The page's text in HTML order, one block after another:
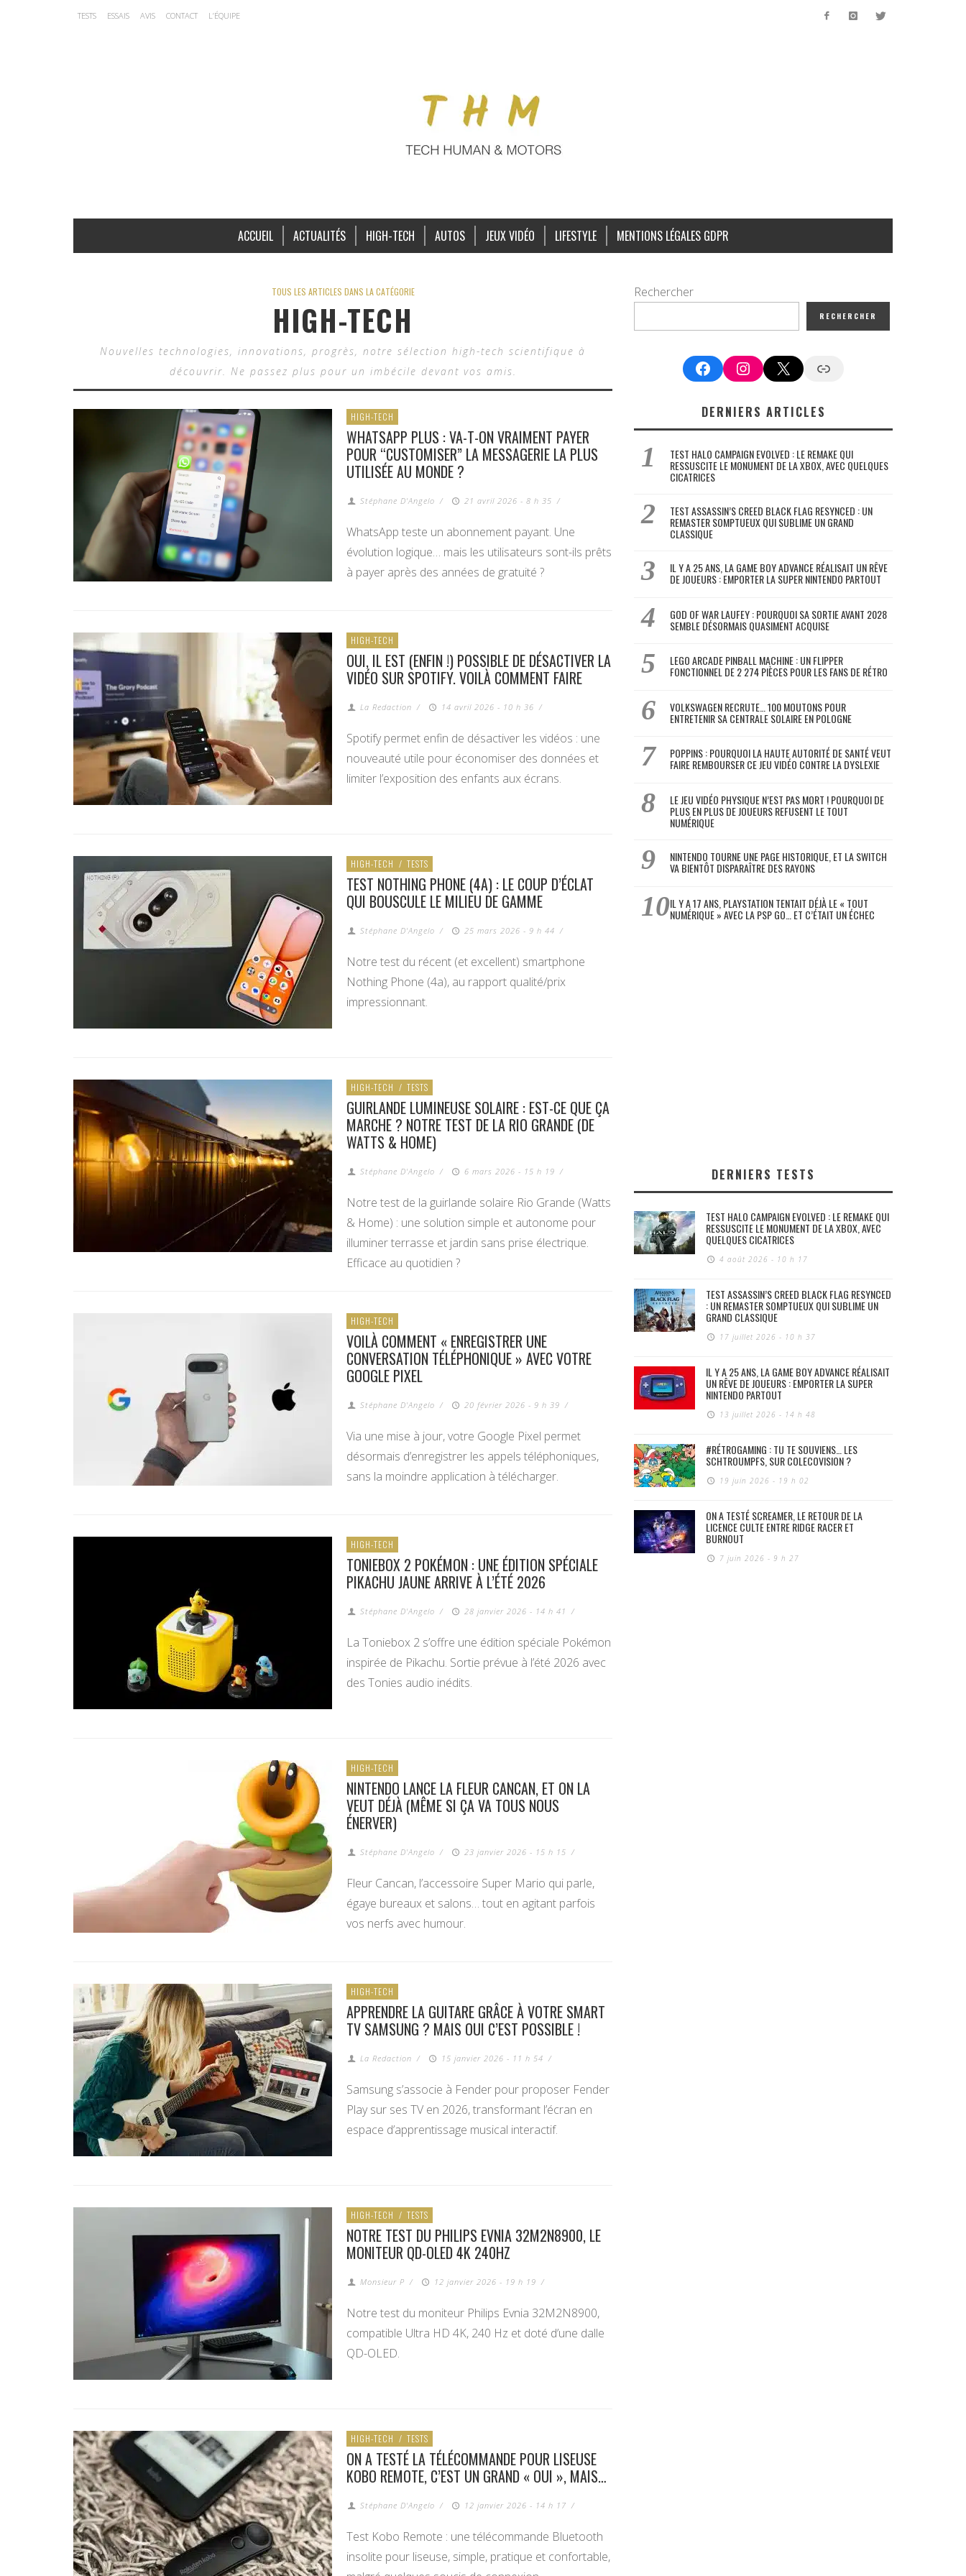
TESTS ESSAIS AVIS CONTACT L’ÉQUIPE
ACCUEIL ACTUALITÉS HIGH-TECH AUTOS JEUX VIDÉO LIFESTYLE MENTIONS LÉGALES GDPR
TOUS LES ARTICLES DANS LA CATÉGORIE
HIGH-TECH
Nouvelles technologies, innovations, progrès, notre sélection high-tech scientifique à
découvrir. Ne passez plus pour un imbécile devant vos amis.
HIGH-TECH
WHATSAPP PLUS : VA-T-ON VRAIMENT PAYER
POUR “CUSTOMISER” LA MESSAGERIE LA PLUS
UTILISÉE AU MONDE ?
Stéphane D'Angelo / 21 avril 2026 - 8 h 35 /
WhatsApp teste un abonnement payant. Une
évolution logique… mais les utilisateurs sont-ils prêts
à payer après des années de gratuité ?
HIGH-TECH
OUI, IL EST (ENFIN !) POSSIBLE DE DÉSACTIVER LA
VIDÉO SUR SPOTIFY. VOILÀ COMMENT FAIRE
La Redaction / 14 avril 2026 - 10 h 36 /
Spotify permet enfin de désactiver les vidéos : une
nouveauté utile pour économiser des données et
limiter l’exposition des enfants aux écrans.
HIGH-TECH / TESTS
TEST NOTHING PHONE (4A) : LE COUP D’ÉCLAT
QUI BOUSCULE LE MILIEU DE GAMME
Stéphane D'Angelo / 25 mars 2026 - 9 h 44 /
Notre test du récent (et excellent) smartphone
Nothing Phone (4a), au rapport qualité/prix
impressionnant.
HIGH-TECH / TESTS
GUIRLANDE LUMINEUSE SOLAIRE : EST-CE QUE ÇA
MARCHE ? NOTRE TEST DE LA RIO GRANDE (DE
WATTS & HOME)
Stéphane D'Angelo / 6 mars 2026 - 15 h 19 /
Notre test de la guirlande solaire Rio Grande (Watts
& Home) : une solution simple et autonome pour
illuminer terrasse et jardin sans prise électrique.
Efficace au quotidien ?
HIGH-TECH
VOILÀ COMMENT « ENREGISTRER UNE
CONVERSATION TÉLÉPHONIQUE » AVEC VOTRE
GOOGLE PIXEL
Stéphane D'Angelo / 20 février 2026 - 9 h 39 /
Via une mise à jour, votre Google Pixel permet
désormais d’enregistrer les appels téléphoniques,
sans la moindre application à télécharger.
HIGH-TECH
TONIEBOX 2 POKÉMON : UNE ÉDITION SPÉCIALE
PIKACHU JAUNE ARRIVE À L’ÉTÉ 2026
Stéphane D'Angelo / 28 janvier 2026 - 14 h 41 /
La Toniebox 2 s’offre une édition spéciale Pokémon
inspirée de Pikachu. Sortie prévue à l’été 2026 avec
des Tonies audio inédits.
HIGH-TECH
NINTENDO LANCE LA FLEUR CANCAN, ET ON LA
VEUT DÉJÀ (MÊME SI ÇA VA TOUS NOUS
ÉNERVER)
Stéphane D'Angelo / 23 janvier 2026 - 15 h 15 /
Fleur Cancan, l’accessoire Super Mario qui parle,
égaye bureaux et salons… tout en agitant parfois
vos nerfs avec humour.
HIGH-TECH
APPRENDRE LA GUITARE GRÂCE À VOTRE SMART
TV SAMSUNG ? MAIS OUI C’EST POSSIBLE !
La Redaction / 15 janvier 2026 - 11 h 54 /
Samsung s’associe à Fender pour proposer Fender
Play sur ses TV en 2026, transformant l’écran en
espace d’apprentissage musical interactif.
HIGH-TECH / TESTS
NOTRE TEST DU PHILIPS EVNIA 32M2N8900, LE
MONITEUR QD-OLED 4K 240HZ
Monsieur P / 12 janvier 2026 - 19 h 19 /
Notre test du moniteur Philips Evnia 32M2N8900,
compatible Ultra HD 4K, 240 Hz et doté d’une dalle
QD-OLED.
HIGH-TECH / TESTS
ON A TESTÉ LA TÉLÉCOMMANDE POUR LISEUSE
KOBO REMOTE, C’EST UN GRAND « OUI », MAIS…
Stéphane D'Angelo / 12 janvier 2026 - 14 h 17 /
Test Kobo Remote : une télécommande Bluetooth
insolite pour liseuse, simple, pratique et confortable,
Rechercher
RECHERCHER
FacebookInstagram
X Google News
DERNIERS ARTICLES
TEST HALO CAMPAIGN EVOLVED : LE REMAKE QUI
RESSUSCITE LE MONUMENT DE LA XBOX, AVEC QUELQUES
CICATRICES
TEST ASSASSIN’S CREED BLACK FLAG RESYNCED : UN
REMASTER SOMPTUEUX QUI SUBLIME UN GRAND
CLASSIQUE
IL Y A 25 ANS, LA GAME BOY ADVANCE RÉALISAIT UN RÊVE
DE JOUEURS : EMPORTER LA SUPER NINTENDO PARTOUT
GOD OF WAR LAUFEY : POURQUOI SA SORTIE AVANT 2028
SEMBLE DÉSORMAIS QUASIMENT ACQUISE
LEGO ARCADE PINBALL MACHINE : UN FLIPPER
FONCTIONNEL DE 2 274 PIÈCES POUR LES FANS DE RÉTRO
VOLKSWAGEN RECRUTE… 100 MOUTONS POUR
ENTRETENIR SA CENTRALE SOLAIRE EN POLOGNE
POPPINS : POURQUOI LA HAUTE AUTORITÉ DE SANTÉ VEUT
FAIRE REMBOURSER CE JEU VIDÉO CONTRE LA DYSLEXIE
LE JEU VIDÉO PHYSIQUE N’EST PAS MORT ! POURQUOI DE
PLUS EN PLUS DE JOUEURS REFUSENT LE TOUT
NUMÉRIQUE
NINTENDO TOURNE UNE PAGE HISTORIQUE, ET LA SWITCH
VA BIENTÔT DISPARAÎTRE DES RAYONS
IL Y A 17 ANS, PLAYSTATION TENTAIT DÉJÀ LE « TOUT
NUMÉRIQUE » AVEC LA PSP GO… ET C’ÉTAIT UN ÉCHEC
DERNIERS TESTS
TEST HALO CAMPAIGN EVOLVED : LE REMAKE QUI
RESSUSCITE LE MONUMENT DE LA XBOX, AVEC
QUELQUES CICATRICES
4 août 2026 - 10 h 17
TEST ASSASSIN’S CREED BLACK FLAG RESYNCED
: UN REMASTER SOMPTUEUX QUI SUBLIME UN
GRAND CLASSIQUE
17 juillet 2026 - 10 h 37
IL Y A 25 ANS, LA GAME BOY ADVANCE RÉALISAIT
UN RÊVE DE JOUEURS : EMPORTER LA SUPER
NINTENDO PARTOUT
13 juillet 2026 - 14 h 48
#RÉTROGAMING : TU TE SOUVIENS… LES
SCHTROUMPFS, SUR COLECOVISION ?
19 juin 2026 - 19 h 02
ON A TESTÉ SCREAMER, LE RETOUR DE LA
LICENCE CULTE ENTRE RIDGE RACER ET
BURNOUT
7 juin 2026 - 9 h 27